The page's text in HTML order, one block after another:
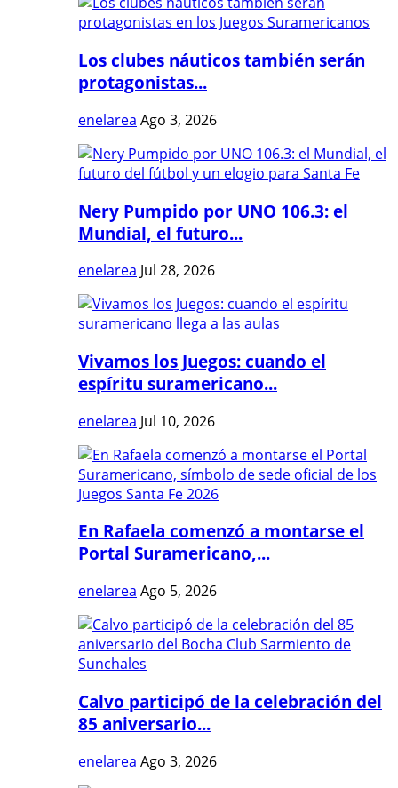
Los clubes náuticos también serán
protagonistas...
enelarea Ago 3, 2026
Nery Pumpido por UNO 106.3: el
Mundial, el futuro...
enelarea Jul 28, 2026
Vivamos los Juegos: cuando el
espíritu suramericano...
enelarea Jul 10, 2026
En Rafaela comenzó a montarse el
Portal Suramericano,...
enelarea Ago 5, 2026
Calvo participó de la celebración del
85 aniversario...
enelarea Ago 3, 2026